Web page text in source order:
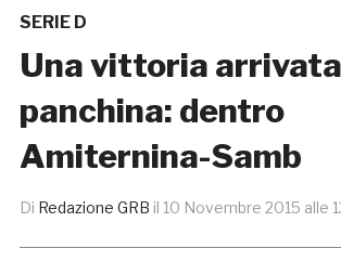
SERIE D
Una vittoria
panchina: dentro
Amiternina-Samb
Di Redazione GRB il 10 Novembre 2015 alle